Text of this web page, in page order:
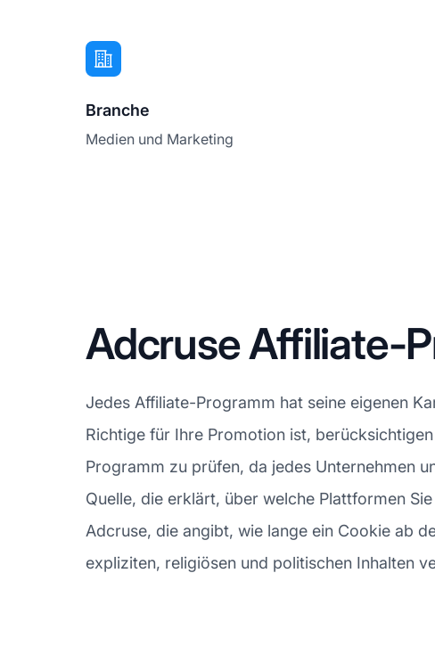
Branche
Medien und Marketing
Adcruse Affiliate-
Jedes Affiliate-Programm hat seine eigenen
Richtige für Ihre Promotion ist,
Programm zu prüfen, da jedes Unternehmen
Quelle, die erklärt, über welche Plattformen
Adcruse, die angibt, wie lange ein Cookie ab
expliziten, religiösen und politischen Inhalten